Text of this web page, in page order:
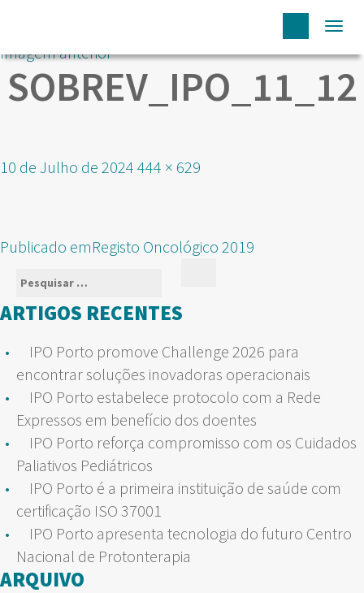
Imagem anterior
SOBREV_IPO_11_12
Publicado
10 de Julho de 2024 Tamanho
444 × 629
NAVEGAÇÃO
ARTIGOS
Publicado emRegisto Oncológico 2019
Pesquisar
por:
ARTIGOS RECENTES
IPO Porto promove Challenge 2026 para
encontrar soluções inovadoras operacionais
IPO Porto estabelece protocolo com a Rede
Expressos em benefício dos doentes
IPO Porto reforça compromisso com os Cuidados
Paliativos Pediátricos
IPO Porto é a primeira instituição de saúde com
certificação ISO 37001
IPO Porto apresenta tecnologia do futuro Centro
Nacional de Protonterapia
ARQUIVO